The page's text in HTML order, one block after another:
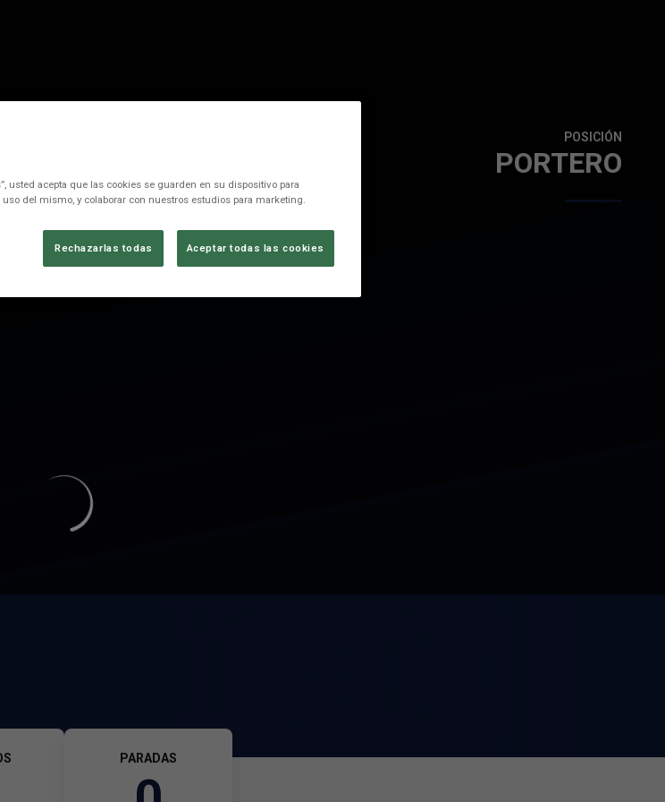
POSICIÓN
PORTERO
PARADAS
usted acepta que las cookies se guarden en su dispositivo para
del mismo, y colaborar con nuestros estudios para marketing.
Rechazarlas todas Aceptar todas las cookies